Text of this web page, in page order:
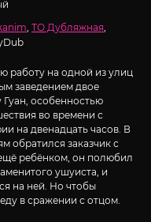
, ТО Дубляжная,
работу на одной из улиц
заведением двое
особенностью
во времени с
на двенадцать часов. В
обратился заказчик с
ребёнком, он полюбил
ушуиста, и
на ней. Но чтобы
в сражении с отцом.